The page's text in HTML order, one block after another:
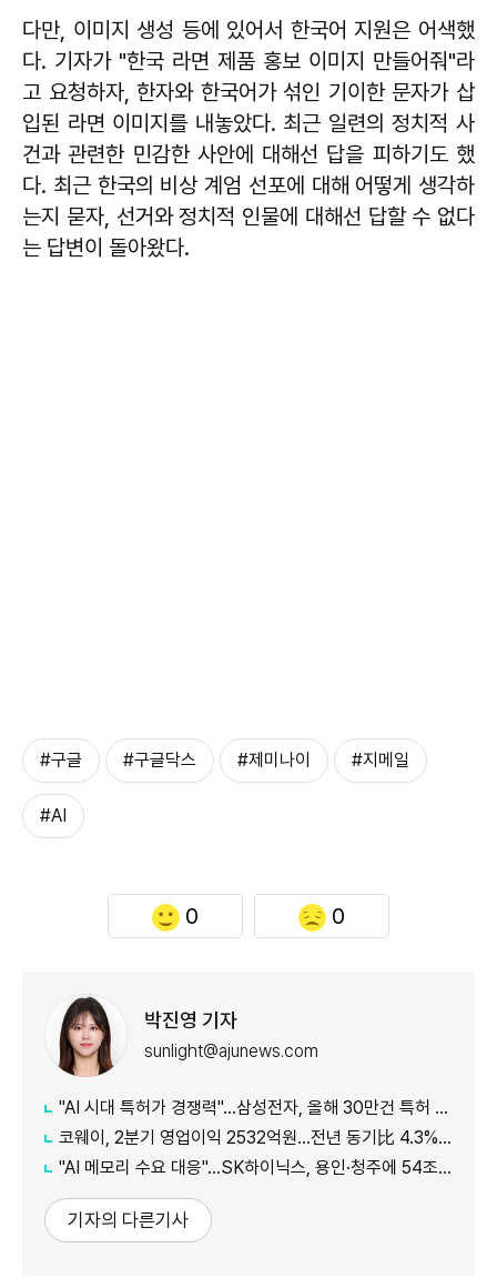
다만, 이미지 생성 등에 있어서 한국어 지원은 어색했
다. 기자가 "한국 라면 제품 홍보 이미지 만들어줘"라
고 요청하자, 한자와 한국어가 섞인 기이한 문자가 삽
입된 라면 이미지를 내놓았다. 최근 일련의 정치적 사
건과 관련한 민감한 사안에 대해선 답을 피하기도 했
다. 최근 한국의 비상 계엄 선포에 대해 어떻게 생각하
는지 묻자, 선거와 정치적 인물에 대해선 답할 수 없다
는 답변이 돌아왔다.
#구글 #구글닥스 #제미나이 #지메일
#AI
0 0
박진영 기자
sunlight@ajunews.com
"AI 시대 특허가 경쟁력"…삼성전자, 올해 30만건 특허 시대 연다
코웨이, 2분기 영업이익 2532억원…전년 동기比 4.3% 증가
"AI 메모리 수요 대응"…SK하이닉스, 용인·청주에 54조원 투자
기자의 다른기사